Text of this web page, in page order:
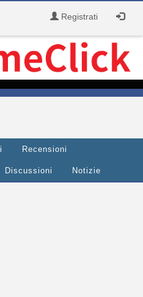
Registrati
Recensioni
Discussioni Notizie